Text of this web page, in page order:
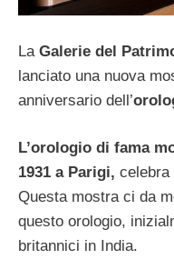
La Galerie del
lanciato una nuova
anniversario dell’
L’orologio di fama
1931 a Parigi, celebra
Questa mostra ci da
questo orologio,
britannici in India.